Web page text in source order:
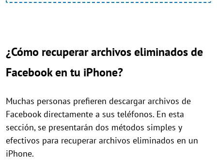
¿Cómo recuperar archivos eliminados de
Facebook en tu iPhone?
Muchas personas prefieren descargar archivos de
Facebook directamente a sus teléfonos. En esta
sección, se presentarán dos métodos simples y
efectivos para recuperar archivos eliminados en un
iPhone.